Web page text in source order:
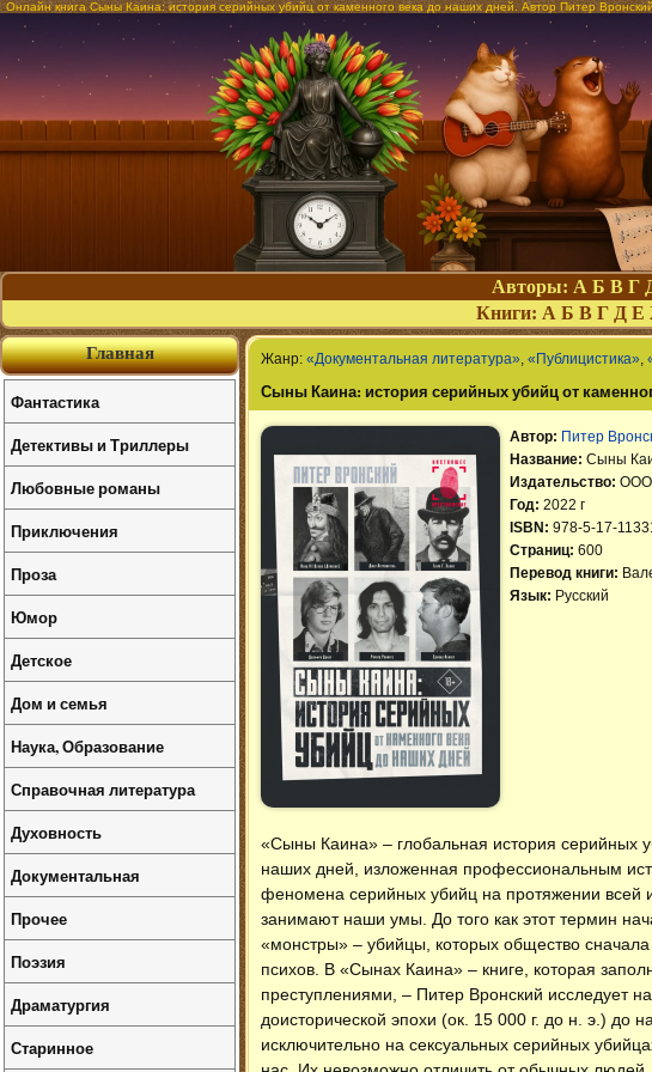
Онлайн книга Сыны Каина: история серийных убийц от каменного века до наших дней. Автор Питер Вронский
Авторы: А Б В Г
Книги: А Б В Г Д Е
Жанр: «Документальная литература», «Публицистика»,
Сыны Каина: история серийных убийц от
Автор: Питер
Название: Сыны
Издательство: ООО
Год: 2022 г
ISBN: 978-5-17-
Страниц: 600
Перевод книги:
Язык: Русский
«Сыны Каина» – глобальная история серийных
наших дней, изложенная профессиональным
феномена серийных убийц на протяжении всей
занимают наши умы. До того как этот термин
«монстры» – убийцы, которых общество
психов. В «Сынах Каина» – книге, которая
преступлениями, – Питер Вронский исследует
доисторической эпохи (ок. 15 000 г. до н. э.) до
исключительно на сексуальных серийных
Главная
Фантастика
Детективы и Триллеры
Любовные романы
Приключения
Проза
Юмор
Детское
Дом и семья
Наука, Образование
Справочная литература
Духовность
Документальная
Прочее
Поэзия
Драматургия
Старинное